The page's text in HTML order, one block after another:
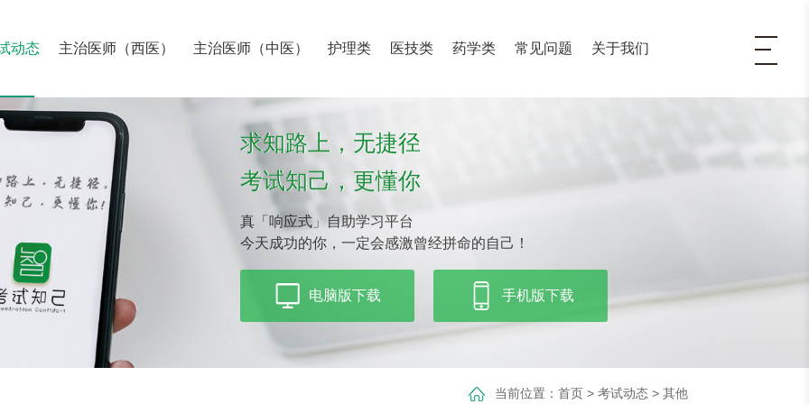
动态 主治医师（西医） 主治医师（中医） 护理类 医技类 药学类 常见问题 关于我们
求知路上，无捷径
考试知己，更懂你
真「响应式」自助学习平台
今天成功的你，一定会感激曾经拼命的自己！
电脑版下载 手机版下载
当前位置： 首页> 考试动态> 其他